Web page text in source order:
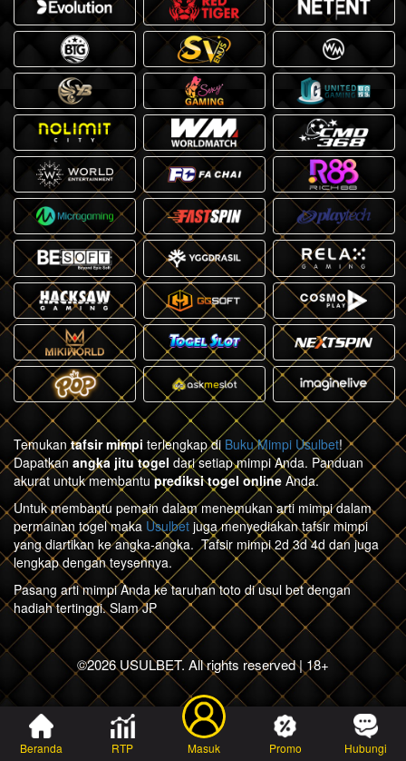
Temukantafsir mimpi terlengkap di Buku Mimpi Usulbet!
Dapatkan angka jitu togel dari setiap mimpi Anda. Panduan
akurat untuk membantuprediksi togel online Anda.
Untuk membantu pemain dalam menemukan arti mimpi dalam
permainan togel maka Usulbet juga menyediakan tafsir mimpi
yang diartikan ke angka-angka. Tafsir mimpi 2d 3d 4d dan juga
lengkap dengan teysennya.
Pasang arti mimpi Anda ke taruhan toto di usul bet dengan
hadiah tertinggi. Slam JP
©2026 USULBET. All rights reserved | 18+
Beranda RTP Masuk Promo Hubungi